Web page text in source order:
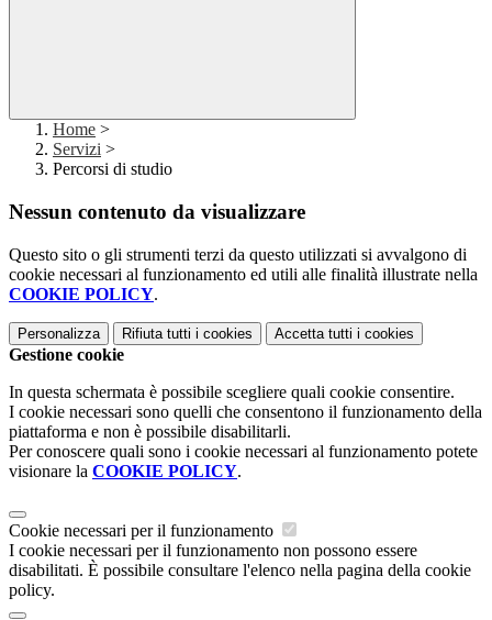
Home >
Servizi >
Percorsi di studio
Nessun contenuto da visualizzare
Questo sito o gli strumenti terzi da questo utilizzati si avvalgono di
cookie necessari al funzionamento ed utili alle finalità illustrate nella
COOKIE POLICY.
Personalizza Rifiuta tutti i cookies Accetta tutti i cookies
Gestione cookie
In questa schermata è possibile scegliere quali cookie consentire.
I cookie necessari sono quelli che consentono il funzionamento della
piattaforma e non è possibile disabilitarli.
Per conoscere quali sono i cookie necessari al funzionamento potete
visionare la COOKIE POLICY.
Cookie necessari per il funzionamento
I cookie necessari per il funzionamento non possono essere
disabilitati. È possibile consultare l'elenco nella pagina della cookie
policy.